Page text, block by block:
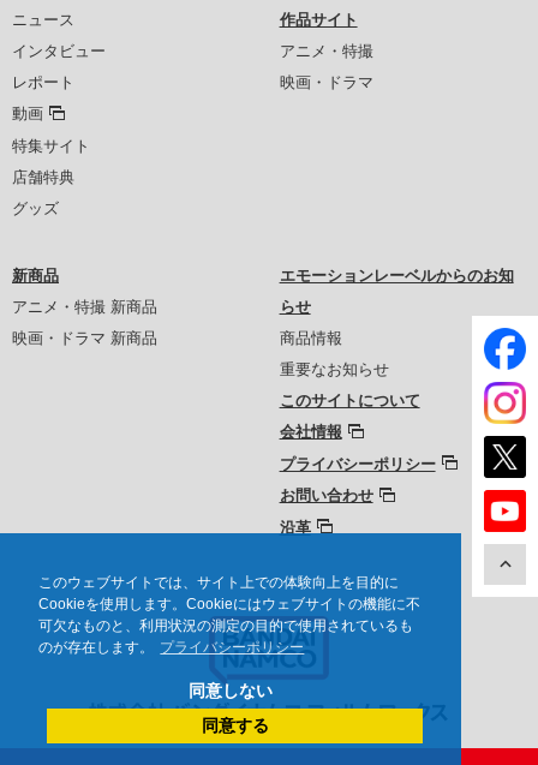
このウェブサイトでは、サイト上での体験向上を目的に
Cookieを使用します。Cookieにはウェブサイトの機能に不
可欠なものと、利用状況の測定の目的で使用されているも
のが存在します。
プライバシーポリシー
同意しない
同意する
ニュース
インタビュー
レポート
動画
特集サイト
店舗特典
グッズ
作品サイト
アニメ・特撮
映画・ドラマ
新商品
アニメ・特撮 新商品
映画・ドラマ 新商品
エモーションレーベルからのお知
らせ
商品情報
重要なお知らせ
このサイトについて
会社情報
プライバシーポリシー
お問い合わせ
沿革